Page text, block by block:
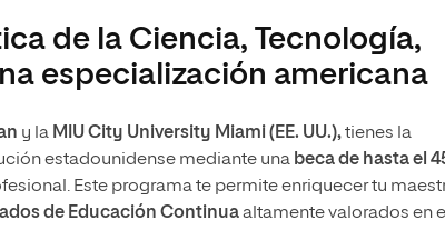
de la Ciencia, Tecnología,
especialización americana
y la MIU City University Miami (EE. UU.),tienes la
estadounidense mediante una beca de hasta el
Este programa te permite enriquecer tu
de Educación Continuaaltamente valorados en